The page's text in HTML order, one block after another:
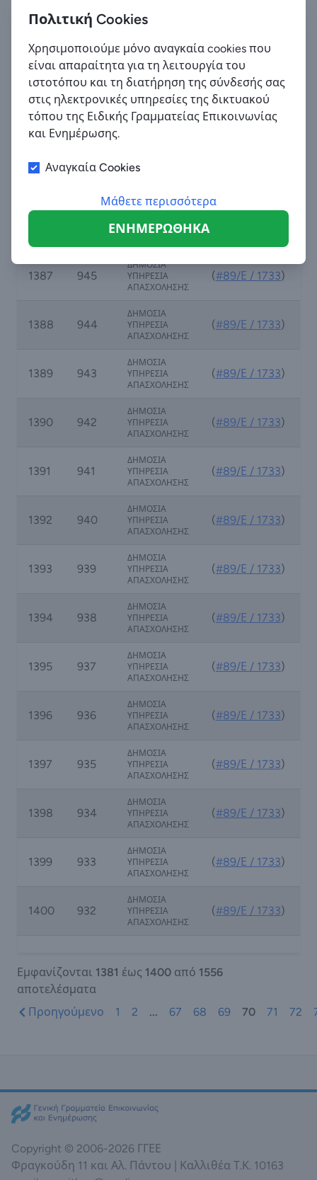
953
ΠΕΡΙΦΕΡΕΙΑ
ΝΗΣΩΝ
1383 952
ΠΕΡΙΦΕΡΕΙΑ
ΙΟΝΙΩΝ
ΝΗΣΩΝ
(#46/Ε / 1819)
1384 950
ΔΗΜΟΣΙΑ
1385
ΔΗΜΟΣΙΑ
ΥΠΗΡΕΣΙΑ
1387 945
ΔΗΜΟΣΙΑ
ΥΠΗΡΕΣΙΑ
ΑΠΑΣΧΟΛΗΣΗΣ
(#89/Ε / 1733)
1388 944
ΔΗΜΟΣΙΑ
ΥΠΗΡΕΣΙΑ
ΑΠΑΣΧΟΛΗΣΗΣ
(#89/Ε / 1733)
1389 943
ΔΗΜΟΣΙΑ
ΥΠΗΡΕΣΙΑ
ΑΠΑΣΧΟΛΗΣΗΣ
(#89/Ε / 1733)
1390 942
ΔΗΜΟΣΙΑ
ΥΠΗΡΕΣΙΑ
ΑΠΑΣΧΟΛΗΣΗΣ
(#89/Ε / 1733)
1391 941
ΔΗΜΟΣΙΑ
ΥΠΗΡΕΣΙΑ
ΑΠΑΣΧΟΛΗΣΗΣ
(#89/Ε / 1733)
1392 940
ΔΗΜΟΣΙΑ
ΥΠΗΡΕΣΙΑ
ΑΠΑΣΧΟΛΗΣΗΣ
(#89/Ε / 1733)
1393 939
ΔΗΜΟΣΙΑ
ΥΠΗΡΕΣΙΑ
ΑΠΑΣΧΟΛΗΣΗΣ
(#89/Ε / 1733)
1394 938
ΔΗΜΟΣΙΑ
ΥΠΗΡΕΣΙΑ
ΑΠΑΣΧΟΛΗΣΗΣ
(#89/Ε / 1733)
1395 937
ΔΗΜΟΣΙΑ
ΥΠΗΡΕΣΙΑ
ΑΠΑΣΧΟΛΗΣΗΣ
(#89/Ε / 1733)
1396 936
ΔΗΜΟΣΙΑ
ΥΠΗΡΕΣΙΑ
ΑΠΑΣΧΟΛΗΣΗΣ
(#89/Ε / 1733)
1397 935
ΔΗΜΟΣΙΑ
ΥΠΗΡΕΣΙΑ
ΑΠΑΣΧΟΛΗΣΗΣ
(#89/Ε / 1733)
1398 934
ΔΗΜΟΣΙΑ
ΥΠΗΡΕΣΙΑ
ΑΠΑΣΧΟΛΗΣΗΣ
(#89/Ε / 1733)
1399 933
ΔΗΜΟΣΙΑ
ΥΠΗΡΕΣΙΑ
ΑΠΑΣΧΟΛΗΣΗΣ
(#89/Ε / 1733)
1400 932
ΔΗΜΟΣΙΑ
ΥΠΗΡΕΣΙΑ
ΑΠΑΣΧΟΛΗΣΗΣ
(#89/Ε / 1733)
Εμφανίζονται 1381 έως 1400 από 1556
αποτελέσματα
Προηγούμενο
1 2 ... 67 68 69 70 71 72
Copyright © 2006-2026 ΓΓΕΕ
Φραγκούδη 11 και Αλ. Πάντου | Καλλιθέα Τ.Κ. 10163
Πολιτική Cookies
Χρησιμοποιούμε μόνο αναγκαία cookies που
είναι απαραίτητα για τη λειτουργία του
ιστοτόπου και τη διατήρηση της σύνδεσής σας
στις ηλεκτρονικές υπηρεσίες της δικτυακού
τόπου της Ειδικής Γραμματείας Επικοινωνίας
και Ενημέρωσης.
Αναγκαία Cookies
Μάθετε περισσότερα
ΕΝΗΜΕΡΩΘΗΚΑ